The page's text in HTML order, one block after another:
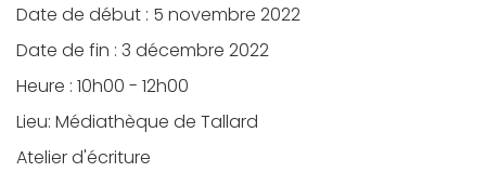
Date de début : 5 novembre 2022
Date de fin : 3 décembre 2022
Heure : 10h00 - 12h00
Lieu: Médiathèque de Tallard
Atelier d'écriture